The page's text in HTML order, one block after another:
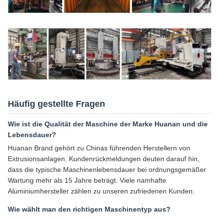
Häufig gestellte Fragen
Wie ist die Qualität der Maschine der Marke Huanan und die
Lebensdauer?
Huanan Brand gehört zu Chinas führenden Herstellern von
Extrusionsanlagen. Kundenrückmeldungen deuten darauf hin,
dass die typische Maschinenlebensdauer bei ordnungsgemäßer
Wartung mehr als 15 Jahre beträgt. Viele namhafte
Aluminiumhersteller zählen zu unseren zufriedenen Kunden.
Wie wählt man den richtigen Maschinentyp aus?